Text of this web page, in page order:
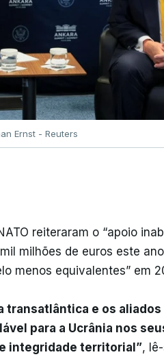
Ernst - Reuters
reiteraram o “apoio
milhões de euros este
menos equivalentes” em
transatlântica e os
para a Ucrânia nos
integridade territorial”,